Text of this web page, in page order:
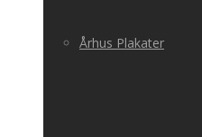
Århus Plakater